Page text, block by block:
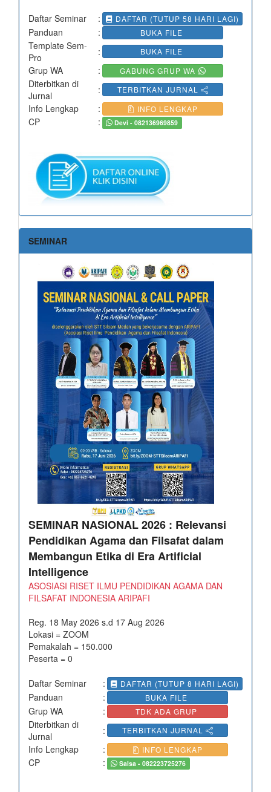
Daftar Seminar : DAFTAR (TUTUP 58 HARI LAGI)
Panduan : BUKA FILE
Template Sem-
Pro
: BUKA FILE
Grup WA : GABUNG GRUP WA
Diterbitkan di
Jurnal
: TERBITKAN JURNAL
Info Lengkap : INFO LENGKAP
CP : Devi - 082136969859
SEMINAR
SEMINAR NASIONAL 2026 : Relevansi
Pendidikan Agama dan Filsafat dalam
Membangun Etika di Era Artificial
Intelligence
ASOSIASI RISET ILMU PENDIDIKAN AGAMA DAN
FILSAFAT INDONESIA ARIPAFI
Reg. 18 May 2026 s.d 17 Aug 2026
Lokasi = ZOOM
Pemakalah = 150.000
Peserta = 0
Daftar Seminar : DAFTAR (TUTUP 8 HARI LAGI)
Panduan : BUKA FILE
Grup WA : TDK ADA GRUP
Diterbitkan di
Jurnal
: TERBITKAN JURNAL
Info Lengkap : INFO LENGKAP
CP : Salsa - 082223725276